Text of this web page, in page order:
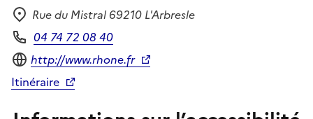
Adresse
Rue du Mistral 69210 L'Arbresle
Téléphone
04 74 72 08 40
Site internet
http://www.rhone.fr
Itinéraire